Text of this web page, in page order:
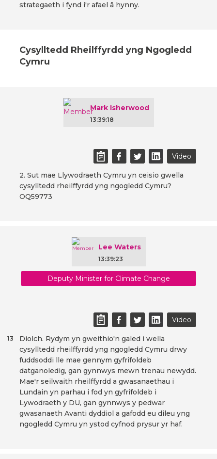
strategaeth i fynd i'r afael â hynny.
Cysylltedd Rheilffyrdd yng Ngogledd
Cymru
Mark Isherwood
13:39:18
Video
2. Sut mae Llywodraeth Cymru yn ceisio gwella
cysylltedd rheilffyrdd yng ngogledd Cymru?
OQ59773
Lee Waters
13:39:23
Deputy Minister for Climate Change
Video
Diolch. Rydym yn gweithio'n galed i wella
cysylltedd rheilffyrdd yng ngogledd Cymru drwy
fuddsoddi lle mae gennym gyfrifoldeb
datganoledig, gan gynnwys mewn trenau newydd.
Mae'r seilwaith rheilffyrdd a gwasanaethau i
Lundain yn parhau i fod yn gyfrifoldeb i
Lywodraeth y DU, gan gynnwys y pedwar
gwasanaeth Avanti dyddiol a gafodd eu dileu yng
ngogledd Cymru yn ystod cyfnod prysur yr haf.
13